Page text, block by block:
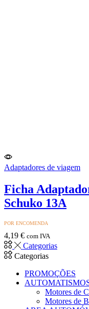
Adaptadores de viagem
Ficha
Schuko 13A
POR ENCOMENDA
4,19 € com IVA
Categorias
Categorias
PROMOÇÕES
Motores de
Motores de